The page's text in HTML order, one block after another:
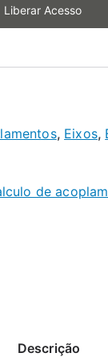
Liberar Acesso
, Eixos,
de
Descrição